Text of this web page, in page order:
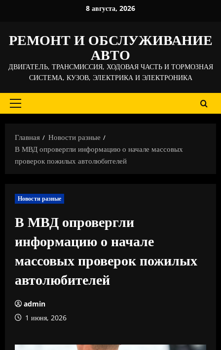
8 августа, 2026
РЕМОНТ И ОБСЛУЖИВАНИЕ
АВТО
ДВИГАТЕЛЬ, ТРАНСМИССИЯ, ХОДОВАЯ ЧАСТЬ И ТОРМОЗНАЯ
СИСТЕМА, КУЗОВ, ЭЛЕКТРИКА И ЭЛЕКТРОНИКА
Основное
Главная
Новости разные
В МВД опровергли информацию о начале массовых
проверок пожилых автолюбителей
Новости разные
В МВД опровергли
информацию о начале
массовых проверок пожилых
автолюбителей
admin
1 июня, 2026